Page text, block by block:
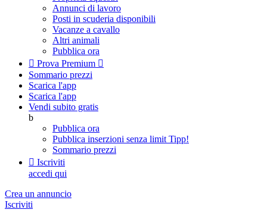
Annunci di lavoro
Posti in scuderia disponibili
Vacanze a cavallo
Altri animali
Pubblica ora
 Prova Premium 
Sommario prezzi
Scarica l'app
Scarica l'app
Vendi subito gratis
b
Pubblica ora
Pubblica inserzioni senza limit Tipp!
Sommario prezzi
 Iscriviti
accedi qui
Crea un annuncio
Iscriviti